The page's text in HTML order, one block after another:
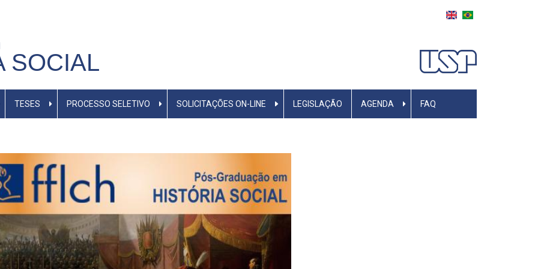
SOCIAL
TESES PROCESSO SELETIVO SOLICITAÇÕES ON-LINE LEGISLAÇÃO AGENDA FAQ